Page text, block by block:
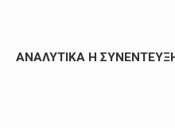
ΑΝΑΛΥΤΙΚΑ Η